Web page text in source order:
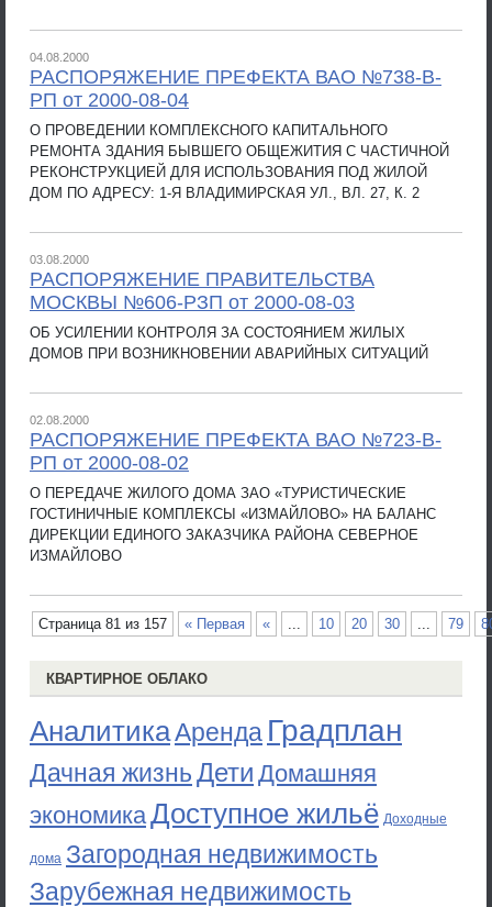
04.08.2000
РАСПОРЯЖЕНИЕ ПРЕФЕКТА ВАО №738-В-
РП от 2000-08-04
О ПРОВЕДЕНИИ КОМПЛЕКСНОГО КАПИТАЛЬНОГО
РЕМОНТА ЗДАНИЯ БЫВШЕГО ОБЩЕЖИТИЯ С ЧАСТИЧНОЙ
РЕКОНСТРУКЦИЕЙ ДЛЯ ИСПОЛЬЗОВАНИЯ ПОД ЖИЛОЙ
ДОМ ПО АДРЕСУ: 1-Я ВЛАДИМИРСКАЯ УЛ., ВЛ. 27, К. 2
03.08.2000
РАСПОРЯЖЕНИЕ ПРАВИТЕЛЬСТВА
МОСКВЫ №606-РЗП от 2000-08-03
ОБ УСИЛЕНИИ КОНТРОЛЯ ЗА СОСТОЯНИЕМ ЖИЛЫХ
ДОМОВ ПРИ ВОЗНИКНОВЕНИИ АВАРИЙНЫХ СИТУАЦИЙ
02.08.2000
РАСПОРЯЖЕНИЕ ПРЕФЕКТА ВАО №723-В-
РП от 2000-08-02
О ПЕРЕДАЧЕ ЖИЛОГО ДОМА ЗАО «ТУРИСТИЧЕСКИЕ
ГОСТИНИЧНЫЕ КОМПЛЕКСЫ «ИЗМАЙЛОВО» НА БАЛАНС
ДИРЕКЦИИ ЕДИНОГО ЗАКАЗЧИКА РАЙОНА СЕВЕРНОЕ
ИЗМАЙЛОВО
Страница 81 из 157 « Первая « ... 10 20 30 ... 79
КВАРТИРНОЕ ОБЛАКО
АналитикаАренда Градплан
Дачная жизньДети Домашняя
экономикаДоступное жильё Доходные
дома Загородная недвижимость
Зарубежная недвижимость